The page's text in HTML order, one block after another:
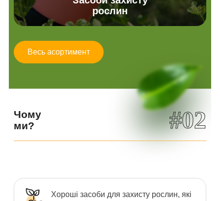
рослин
Весь асортимент
Чому
ми?
#02
Хороші засоби для захисту рослин, які